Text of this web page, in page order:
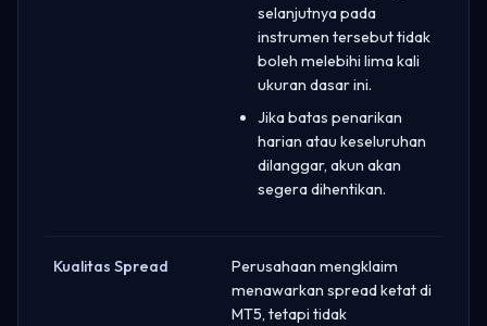
selanjutnya pada
instrumen tersebut tidak
boleh melebihi lima kali
ukuran dasar ini.
Jika batas penarikan
harian atau keseluruhan
dilanggar, akun akan
segera dihentikan.
Kualitas Spread
Perusahaan mengklaim
menawarkan spread ketat di
MT5, tetapi tidak